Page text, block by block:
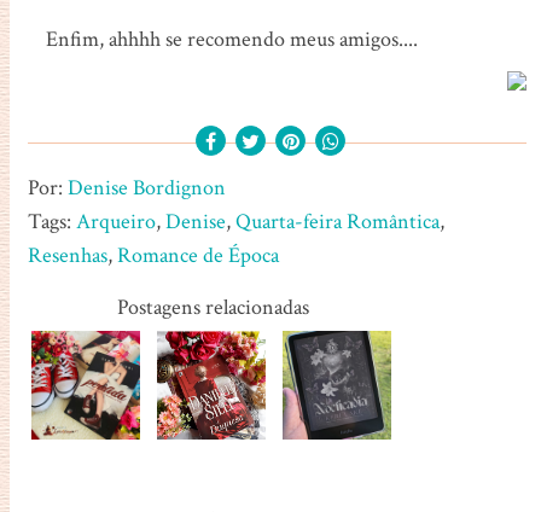
Enfim, ahhhh se recomendo meus amigos....
Por: Denise Bordignon
Tags: Arqueiro,Denise,Quarta-feira Romântica,
Resenhas,Romance de Época
Postagens relacionadas